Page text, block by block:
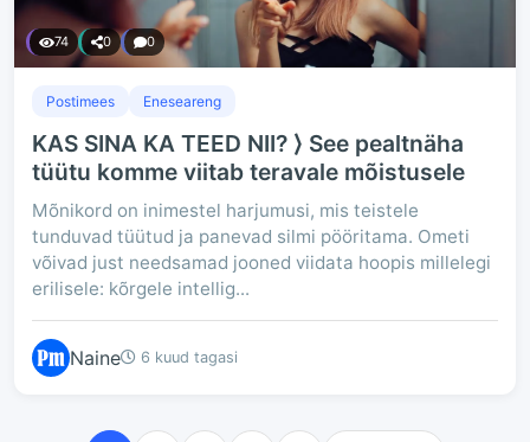
74 0 0
Postimees Eneseareng
KAS SINA KA TEED NII? ⟩ See pealtnäha
tüütu komme viitab teravale mõistusele
Mõnikord on inimestel harjumusi, mis teistele
tunduvad tüütud ja panevad silmi pööritama. Ometi
võivad just needsamad jooned viidata hoopis millelegi
erilisele: kõrgele intellig...
Naine 6 kuud tagasi